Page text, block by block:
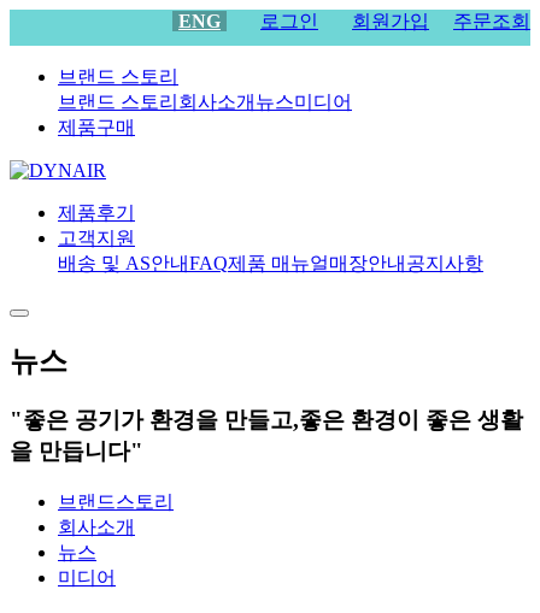
ENG 로그인 회원가입 주문조회
브랜드 스토리
브랜드 스토리 회사소개 뉴스미디어
제품구매
제품후기
고객지원
배송 및 AS안내FAQ제품 매뉴얼매장안내 공지사항
뉴스
"좋은 공기가 환경을 만들고,좋은 환경이 좋은 생활
을 만듭니다"
브랜드스토리
회사소개
뉴스
미디어